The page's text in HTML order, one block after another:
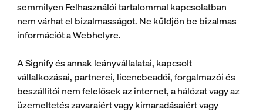
semmilyen Felhasználói tartalommal kapcsolatban
nem várhat el bizalmasságot. Ne küldjön be bizalmas
információt a Webhelyre.
A Signify és annak leányvállalatai, kapcsolt
vállalkozásai, partnerei, licencbeadói, forgalmazói és
beszállítói nem felelősek az internet, a hálózat vagy az
üzemeltetés zavaraiért vagy kimaradásaiért vagy